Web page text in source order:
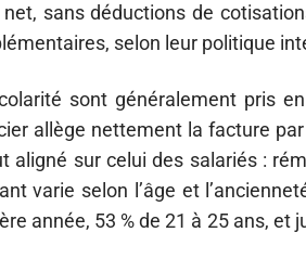
sans déductions de
selon leur politique
sont généralement pris en
allège nettement la facture
aligné sur celui des salariés :
varie selon l’âge et
année, 53 % de 21 à 25 ans, et